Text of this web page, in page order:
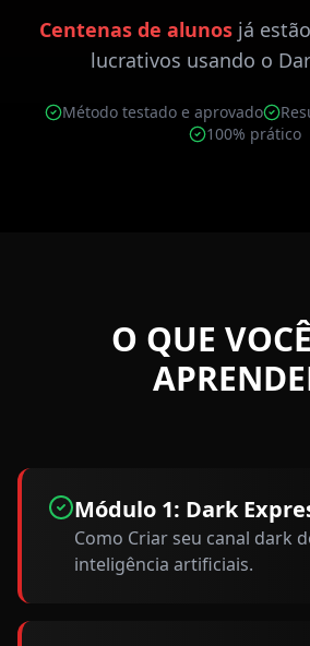
Centenas de alunosjá
lucrativos usando o
Método testado e aprovado
100% prático
O QUE
Módulo 1: Dark
Como Criar seu canal dark
inteligência artificiais.